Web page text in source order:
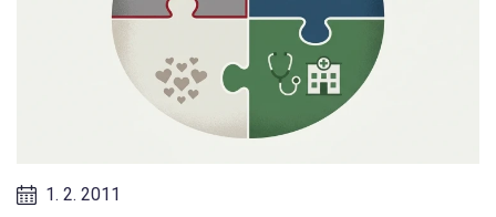
1. 2. 2011